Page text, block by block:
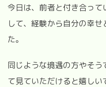
今日は、前者と付き合っ
して、経験から自分の幸
た。
同じような境遇の方やそ
て見ていただけると嬉しい